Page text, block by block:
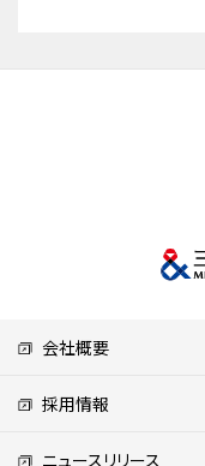
会社概要
採用情報
ニュースリリース